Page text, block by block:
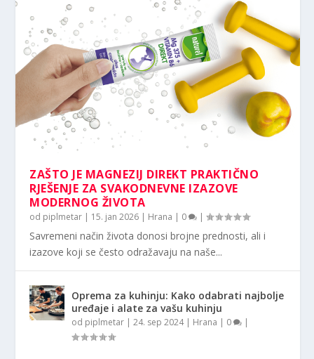
ZAŠTO JE MAGNEZIJ DIREKT PRAKTIČNO
RJEŠENJE ZA SVAKODNEVNE IZAZOVE
MODERNOG ŽIVOTA
od piplmetar | 15. jan 2026 | Hrana | 0 |
Savremeni način života donosi brojne prednosti, ali i
izazove koji se često odražavaju na naše...
Oprema za kuhinju: Kako odabrati najbolje
uređaje i alate za vašu kuhinju
od piplmetar |24. sep 2024| Hrana | 0 |